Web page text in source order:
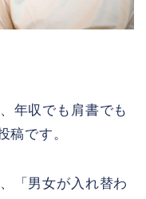
年収でも肩書でも
稿です。
「男女が入れ替わ